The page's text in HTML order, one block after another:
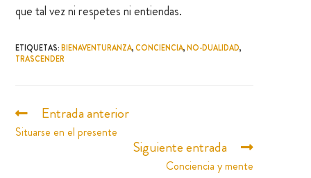
que tal vez ni respetes ni entiendas.
ETIQUETAS:BIENAVENTURANZA, CONCIENCIA, NO-DUALIDAD,
TRASCENDER
Entrada anterior
Situarse en el presente
Siguiente entrada
Conciencia y mente